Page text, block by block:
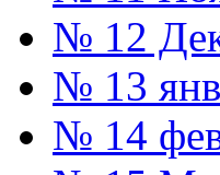
№ 12
№ 13
№ 14